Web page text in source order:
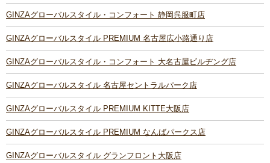
GINZAグローバルスタイル・コンフォート 静岡呉服町店
GINZAグローバルスタイル PREMIUM 名古屋広小路通り店
GINZAグローバルスタイル・コンフォート 大名古屋ビルヂング店
GINZAグローバルスタイル 名古屋セントラルパーク店
GINZAグローバルスタイル PREMIUM KITTE大阪店
GINZAグローバルスタイル PREMIUM なんばパークス店
GINZAグローバルスタイル グランフロント大阪店